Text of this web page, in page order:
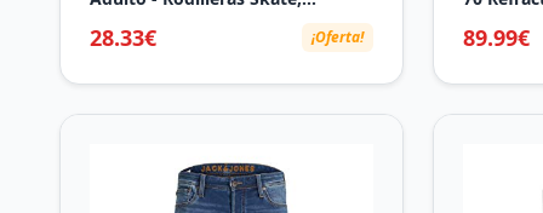
Protecciones Adulto, Kit
28.33€ ¡Oferta! 89.99€